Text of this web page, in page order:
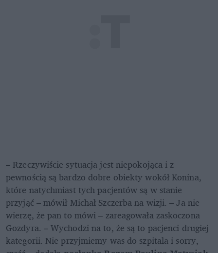
– Rzeczywiście sytuacja jest niepokojąca i z
pewnością są bardzo dobre obiekty wokół Konina,
które natychmiast tych pacjentów są w stanie
przyjąć – mówił Michał Szczerba na wizji. – Ja nie
wierzę, że pan to mówi – zareagowała zaskoczona
Gozdyra. – Wychodzi na to, że są to pacjenci drugiej
kategorii. Nie przyjmiemy was do szpitala i sorry,